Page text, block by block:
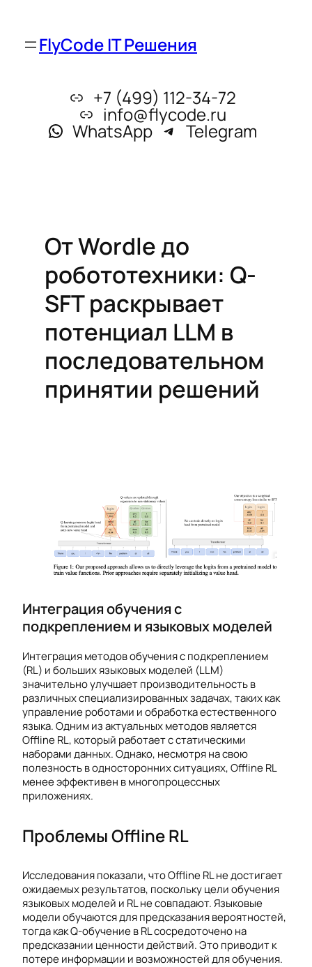
FlyCode IT Решения
+7 (499) 112-34-72
info@flycode.ru
WhatsApp Telegram
От Wordle до
робототехники: Q-
SFT раскрывает
потенциал LLM в
последовательном
принятии решений
Интеграция обучения с
подкреплением и языковых моделей
Интеграция методов обучения с подкреплением
(RL) и больших языковых моделей (LLM)
значительно улучшает производительность в
различных специализированных задачах, таких как
управление роботами и обработка естественного
языка. Одним из актуальных методов является
Offline RL, который работает с статическими
наборами данных. Однако, несмотря на свою
полезность в односторонних ситуациях, Offline RL
менее эффективен в многопроцессных
приложениях.
Проблемы Offline RL
Исследования показали, что Offline RL не достигает
ожидаемых результатов, поскольку цели обучения
языковых моделей и RL не совпадают. Языковые
модели обучаются для предсказания вероятностей,
тогда как Q-обучение в RL сосредоточено на
предсказании ценности действий. Это приводит к
потере информации и возможностей для обучения.